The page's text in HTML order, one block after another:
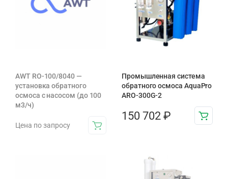
AWT RO-100/8040 —
установка обратного
осмоса с насосом (до 100
м3/ч)
Цена по запросу
Промышленная система
обратного осмоса AquaPro
ARO-300G-2
150 702 ₽